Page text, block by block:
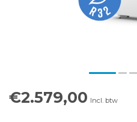
€2.579,00 Incl. btw